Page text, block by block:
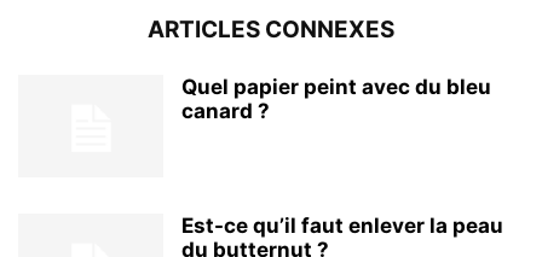
ARTICLES CONNEXES
Quel papier peint avec du bleu
canard ?
Est-ce qu’il faut enlever la peau
du butternut ?